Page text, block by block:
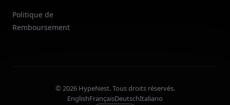
Politique de
Remboursement
© 2026 HypeNest. Tous droits réservés.
EnglishFrançaisDeutschItaliano